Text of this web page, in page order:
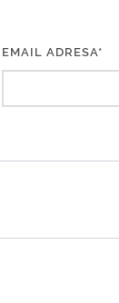
EMAIL ADRESA*